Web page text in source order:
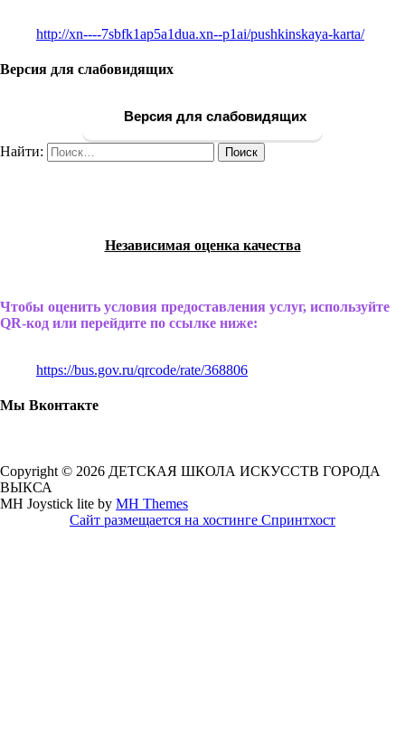
http://xn----7sbfk1ap5a1dua.xn--p1ai/pushkinskaya-karta/
Версия для слабовидящих
Версия для слабовидящих
Найти:
Независимая оценка качества
Чтобы оценить условия предоставления услуг, используйте
QR-код или перейдите по ссылке ниже:
https://bus.gov.ru/qrcode/rate/368806
Мы Вконтакте
Copyright © 2026 ДЕТСКАЯ ШКОЛА ИСКУССТВ ГОРОДА
ВЫКСА
MH Joystick lite by MH Themes
Сайт размещается на хостинге Спринтхост